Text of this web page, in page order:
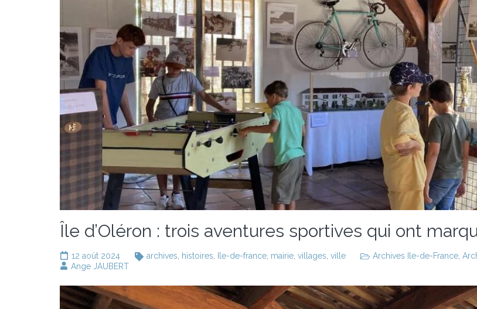
Île d’Oléron : trois aventures sportives qui ont
12 août 2024 archives, histoires, Ile-de-france, mairie, villages, ville Archives Ile-de-France,
Ange JAUBERT